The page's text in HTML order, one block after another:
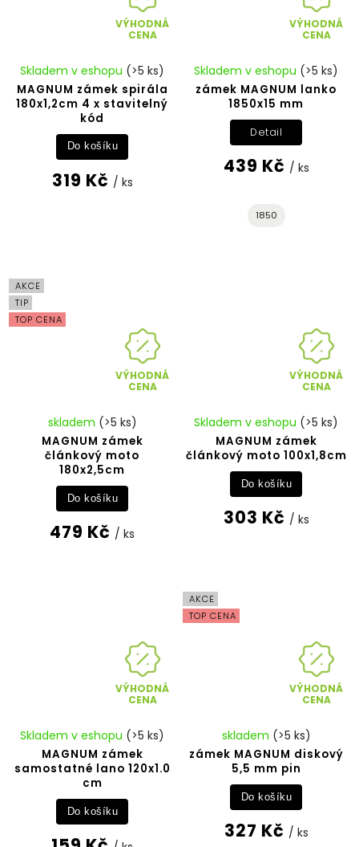
VÝHODNÁ
CENA
MAGNUM zámek spirála
180x1,2cm 4 x stavitelný
kód
Skladem v eshopu (>5 ks)
319 Kč / ks
Do košíku
VÝHODNÁ
CENA
zámek MAGNUM lanko
1850x15 mm
Skladem v eshopu (>5 ks)
439 Kč / ks
Detail
1850
AKCE
TIP
TOP CENA
VÝHODNÁ
CENA
MAGNUM zámek
článkový moto
180x2,5cm
skladem (>5 ks)
479 Kč / ks
Do košíku
VÝHODNÁ
CENA
MAGNUM zámek
článkový moto 100x1,8cm
Skladem v eshopu (>5 ks)
303 Kč / ks
Do košíku
VÝHODNÁ
CENA
MAGNUM zámek
samostatné lano 120x1.0
cm
Skladem v eshopu (>5 ks)
Do košíku
AKCE
TOP CENA
VÝHODNÁ
CENA
zámek MAGNUM diskový
5,5 mm pin
skladem (>5 ks)
327 Kč / ks
Do košíku